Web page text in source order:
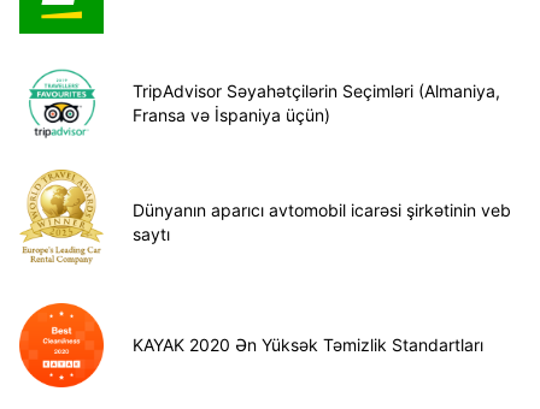
TripAdvisor Səyahətçilərin Seçimləri (Almaniya,
Fransa və İspaniya üçün)
Dünyanın aparıcı avtomobil icarəsi şirkətinin veb
saytı
KAYAK 2020 Ən Yüksək Təmizlik Standartları